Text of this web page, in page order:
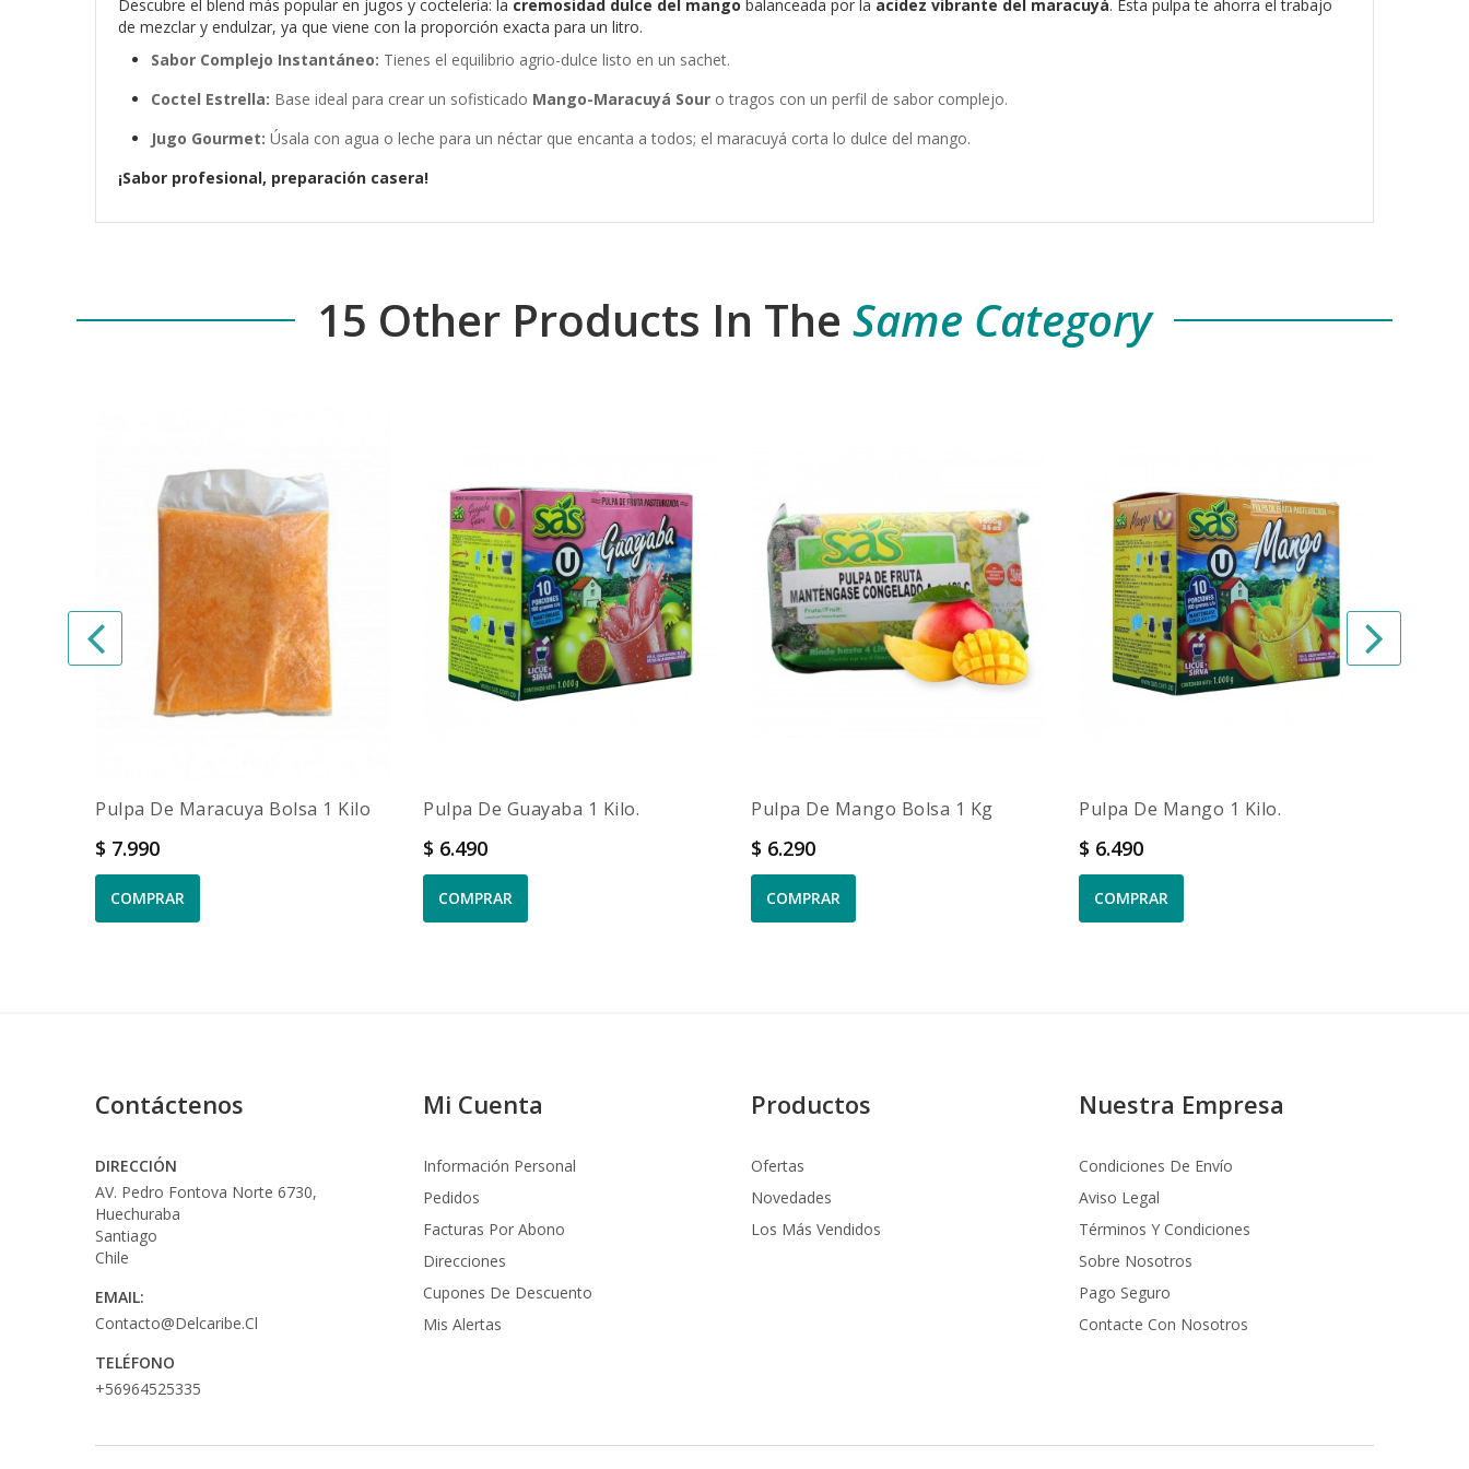
Descubre el blend más popular en jugos y coctelería: la cremosidad dulce del mango balanceada por la acidez vibrante del maracuyá. Esta pulpa te ahorra el trabajo
de mezclar y endulzar, ya que viene con la proporción exacta para un litro.
Sabor Complejo Instantáneo: Tienes el equilibrio agrio-dulce listo en un sachet.
Coctel Estrella: Base ideal para crear un sofisticado Mango-Maracuyá Sour o tragos con un perfil de sabor complejo.
Jugo Gourmet: Úsala con agua o leche para un néctar que encanta a todos; el maracuyá corta lo dulce del mango.
¡Sabor profesional, preparación casera!
15 Other Products In The Same Category
Pulpa De Maracuya Bolsa 1 Kilo
Precio
$ 7.990
COMPRAR
Pulpa De Guayaba 1 Kilo.
Precio
$ 6.490
COMPRAR
Pulpa De Mango Bolsa 1 Kg
Precio
$ 6.290
COMPRAR
Pulpa De Mango 1 Kilo.
Precio
$ 6.490
COMPRAR
Contáctenos
DIRECCIÓN
AV. Pedro Fontova Norte 6730,
Huechuraba
Santiago
Chile
EMAIL:
Contacto@delcaribe.cl
TELÉFONO
+56964525335
Mi Cuenta
Información Personal
Pedidos
Facturas Por Abono
Direcciones
Cupones De Descuento
Mis Alertas
Productos
Ofertas
Novedades
Los Más Vendidos
Nuestra Empresa
Condiciones De Envío
Aviso Legal
Términos Y Condiciones
Sobre Nosotros
Pago Seguro
Contacte Con Nosotros